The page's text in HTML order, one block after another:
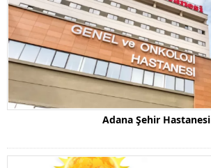
Adana Şehir Hastanesi